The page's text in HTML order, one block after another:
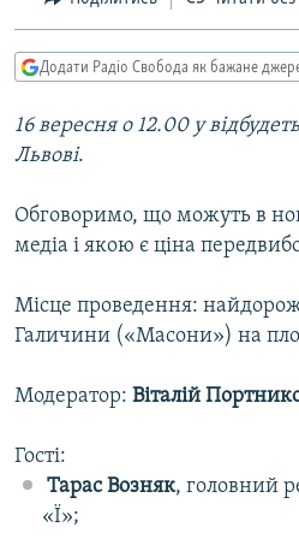
до
пошуку
УКРАЇНА
ТИ ЯК?
СХЕМИ
МУЛЬТИМЕДІА
ФОТО
СПЕЦПРОЄКТИ
ПОДКАСТИ
КРИМ РЕАЛІЇ
РУС
УКР
Додати Радіо Свобода як бажане
16 вересня о 12.00 у
Львові.
Обговоримо, що можуть в
медіа і якою є ціна
Місце проведення:
Галичини («Масони») на
Модератор: Віталій
Гості:
Тарас Возняк, головний
«Ї»;